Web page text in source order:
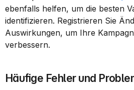
ebenfalls helfen, um die besten
identifizieren. Registrieren Sie
Auswirkungen, um Ihre
verbessern.
Häufige Fehler und